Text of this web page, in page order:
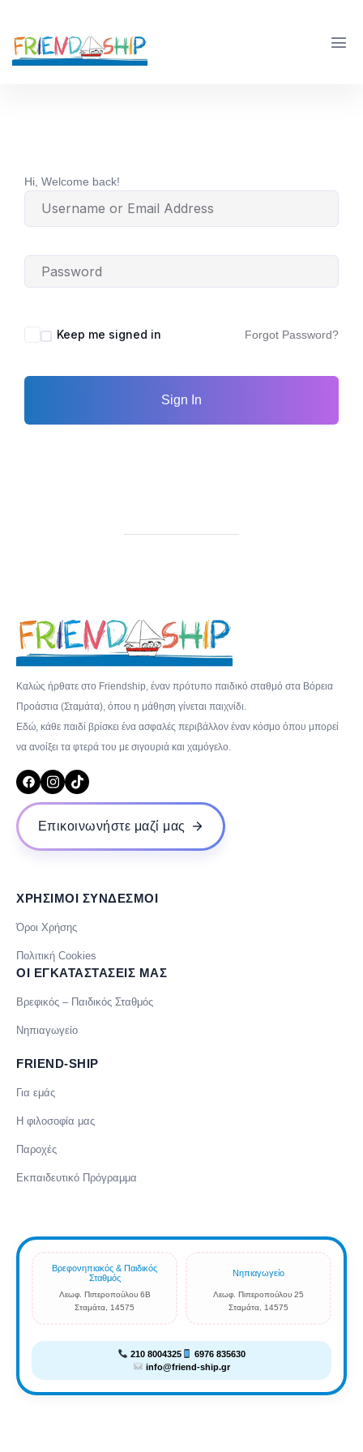
Hi, Welcome back!
Keep me signed in Forgot Password?
Sign In
Καλώς ήρθατε στο Friendship, έναν πρότυπο παιδικό σταθμό στα Βόρεια
Προάστια (Σταμάτα), όπου η μάθηση γίνεται παιχνίδι.
Εδώ, κάθε παιδί βρίσκει ένα ασφαλές περιβάλλον έναν κόσμο όπου μπορεί
να ανοίξει τα φτερά του με σιγουριά και χαμόγελο.
Επικοινωνήστε μαζί μας
ΧΡΗΣΙΜΟΙ ΣΥΝΔΕΣΜΟΙ
Όροι Χρήσης
Πολιτική Cookies
ΟΙ ΕΓΚΑΤΑΣΤΑΣΕΙΣ ΜΑΣ
Βρεφικός – Παιδικός Σταθμός
Νηπιαγωγείο
FRIEND-SHIP
Για εμάς
Η φιλοσοφία μας
Παροχές
Εκπαιδευτικό Πρόγραμμα
Βρεφονηπιακός & Παιδικός
Σταθμός
Λεωφ. Πιπεροπούλου 6Β
Σταμάτα, 14575
Νηπιαγωγείο
Λεωφ. Πιπεροπούλου 25
Σταμάτα, 14575
210 8004325
6976 835630
info@friend-ship.gr